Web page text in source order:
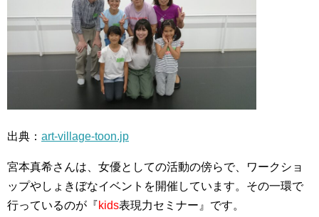
出典： art-village-toon.jp
宮本真希さんは、女優としての活動の傍らで、ワークショ
ップやしょきぼなイベントを開催しています。その一環で
行っているのが『kids表現力セミナー』です。